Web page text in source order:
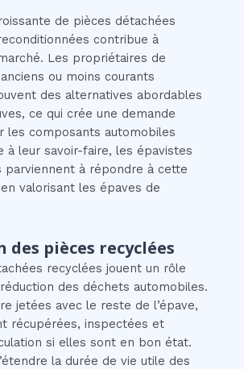
de pièces détachées
contribue à
Les propriétaires de
ou moins courants
des alternatives abordables
ce qui crée une demande
les composants automobiles
à leur savoir-faire, les épavistes
parviennent à répondre à cette
valorisant les épaves de
pièces recyclées
recyclées jouent un rôle
des déchets automobiles.
jetées avec le reste de l’épave,
récupérées, inspectées et
si elles sont en bon état.
la durée de vie utile des